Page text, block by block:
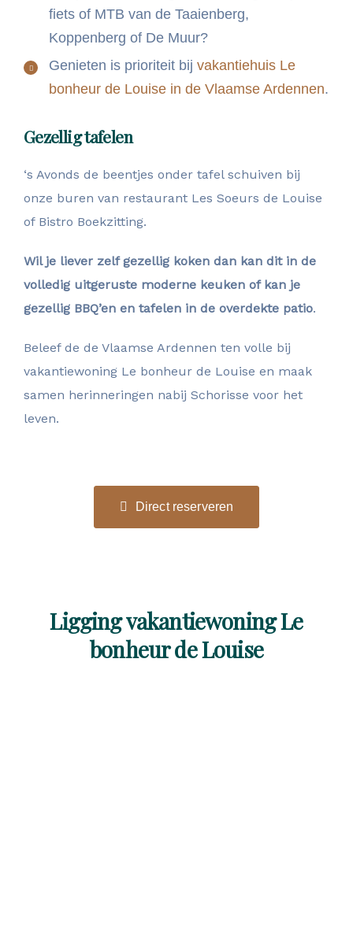
fiets of MTB van de Taaienberg,
Koppenberg of De Muur?
Genieten is prioriteit bij vakantiehuis Le
bonheur de Louise in de Vlaamse Ardennen.
Gezellig tafelen
‘s Avonds de beentjes onder tafel schuiven bij
onze buren van restaurant Les Soeurs de Louise
of Bistro Boekzitting.
Wil je liever zelf gezellig koken dan kan dit in de
volledig uitgeruste moderne keuken of kan je
gezellig BBQ’en en tafelen in de overdekte patio.
Beleef de de Vlaamse Ardennen ten volle bij
vakantiewoning Le bonheur de Louise en maak
samen herinneringen nabij Schorisse voor het
leven.
Direct reserveren
Ligging vakantiewoning Le
bonheur de Louise